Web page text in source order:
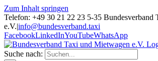
Zum Inhalt springen
Telefon: +49 30 21 22 23 5-35 Bundesverband
e.V.|info@bundesverband.taxi
FacebookLinkedInYouTubeWhatsApp
Suche nach: